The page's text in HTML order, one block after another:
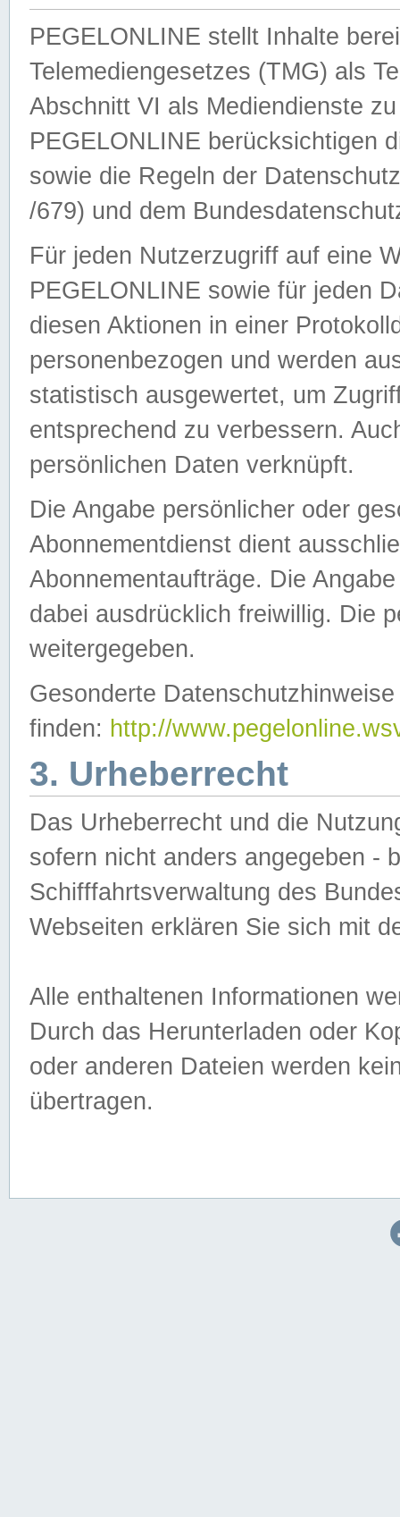
PEGELONLINE stellt Inhalte
Telemediengesetzes (TMG) als
Abschnitt VI als Mediendienste
PEGELONLINE berücksichtigen
sowie die Regeln der
/679) und dem
Für jeden Nutzerzugriff auf eine
PEGELONLINE sowie für jeden
diesen Aktionen in einer
personenbezogen und werden
statistisch ausgewertet, um
entsprechend zu verbessern.
persönlichen Daten verknüpft.
Die Angabe persönlicher oder
Abonnementdienst dient
Abonnementaufträge. Die
dabei ausdrücklich freiwillig. Die
weitergegeben.
Gesonderte
finden: http://
3. Urheberrecht
Das Urheberrecht und die
sofern nicht anders angegeben -
Schifffahrtsverwaltung des
Webseiten erklären Sie sich mit
Alle enthaltenen Informationen
Durch das Herunterladen oder
oder anderen Dateien werden
übertragen.